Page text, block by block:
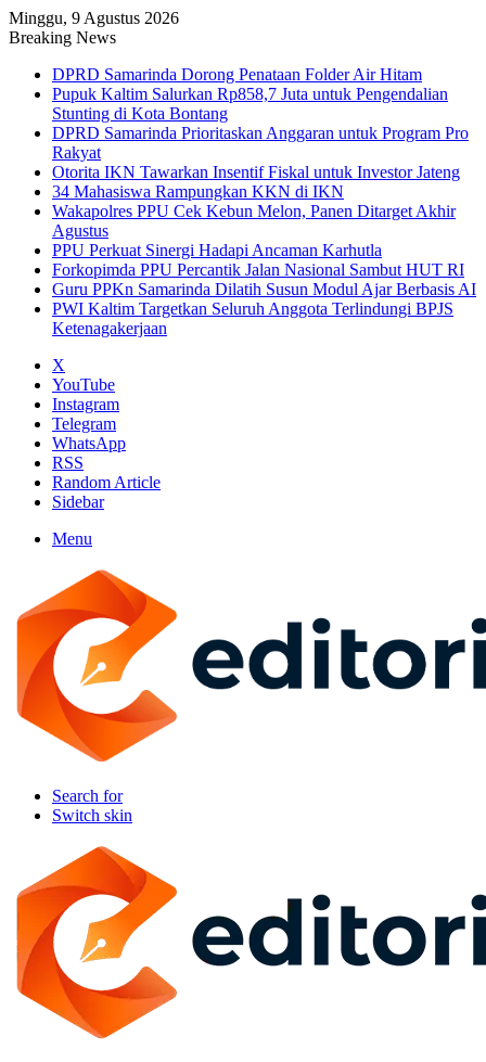
Minggu, 9 Agustus 2026
Breaking News
DPRD Samarinda Dorong Penataan Folder Air Hitam
Pupuk Kaltim Salurkan Rp858,7 Juta untuk Pengendalian
Stunting di Kota Bontang
DPRD Samarinda Prioritaskan Anggaran untuk Program Pro
Rakyat
Otorita IKN Tawarkan Insentif Fiskal untuk Investor Jateng
34 Mahasiswa Rampungkan KKN di IKN
Wakapolres PPU Cek Kebun Melon, Panen Ditarget Akhir
Agustus
PPU Perkuat Sinergi Hadapi Ancaman Karhutla
Forkopimda PPU Percantik Jalan Nasional Sambut HUT RI
Guru PPKn Samarinda Dilatih Susun Modul Ajar Berbasis AI
PWI Kaltim Targetkan Seluruh Anggota Terlindungi BPJS
Ketenagakerjaan
X
YouTube
Instagram
Telegram
WhatsApp
RSS
Random Article
Sidebar
Menu
Search for
Switch skin